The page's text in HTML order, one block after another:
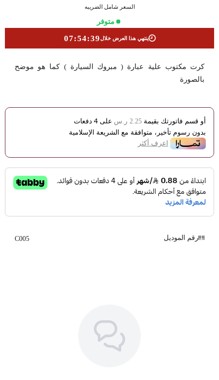
السعر شامل الضريبه
متوفر
ينتهي هذا العرض خلال 07:54:39
كرت مكتوب علية عبارة ( مبروك السيارة ) كما هو موضح
بالصورة
أو قسم فاتورتك بقيمة 2.25 ر.س على 4 دفعات
بدون رسوم تأخير، متوافقة مع الشريعة الإسلامية
اعرف أكثر
رقم الموديل C005